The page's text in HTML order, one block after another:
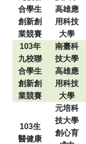
合學生
創新創
業競賽
高雄應
用科技
大學
103年
九校聯
合學生
創新創
業競賽
南臺科
技大學
高雄應
用科技
大學
103生
醫健康
元培科
技大學
創心育